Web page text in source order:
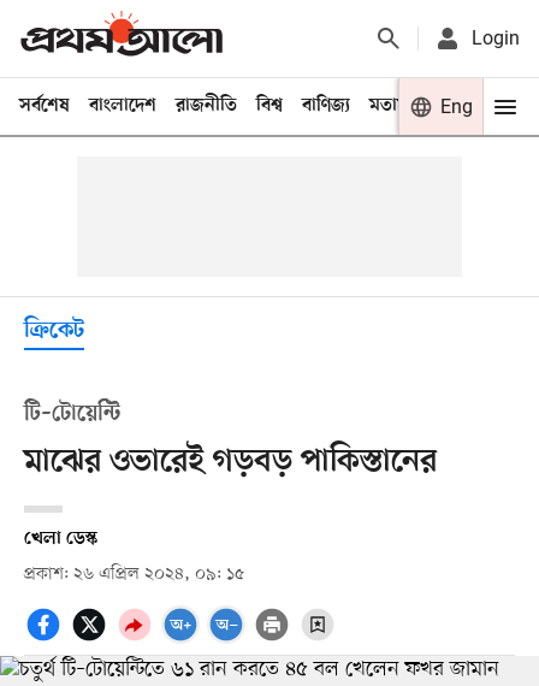
Login
সর্বশেষ বাংলাদেশ রাজনীতি বিশ্ব বাণিজ্য মতামত খেলা
Eng
ক্রিকেট
টি–টোয়েন্টি
মাঝের ওভারেই গড়বড় পাকিস্তানের
খেলা ডেস্ক
প্রকাশ: ২৬ এপ্রিল ২০২৪, ০৯: ১৫